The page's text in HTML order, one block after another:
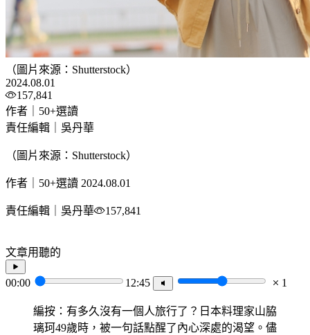
（圖片來源：Shutterstock）
2024.08.01
157,841
作者｜50+選讀
責任編輯｜吳丹華
（圖片來源：Shutterstock）
作者｜50+選讀 2024.08.01
責任編輯｜吳丹華 157,841
文章用聽的
00:00 12:45 1
編按：有多久沒有一個人旅行了？日本料理家山脇
璃珂49歲時，被一句話點醒了內心深處的渴望。儘